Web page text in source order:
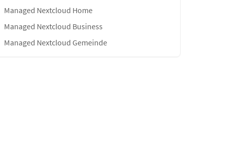
Managed Nextcloud Home
Managed Nextcloud Business
Managed Nextcloud Gemeinde